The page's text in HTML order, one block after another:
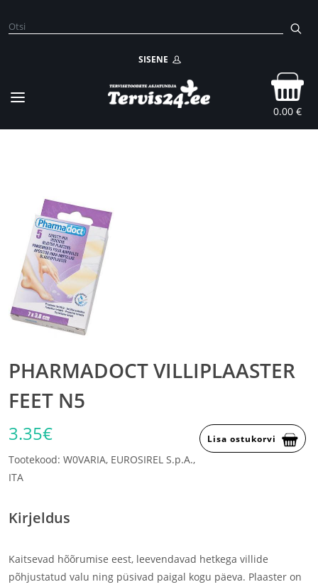
SISENE
0.00 €
PHARMADOCT VILLIPLAASTER
FEET N5
3.35€ Lisa ostukorvi
Tootekood: W0VARIA, EUROSIREL S.p.A.,
ITA
Kirjeldus
Kaitsevad hõõrumise eest, leevendavad hetkega villide
põhjustatud valu ning püsivad paigal kogu päeva. Plaaster on